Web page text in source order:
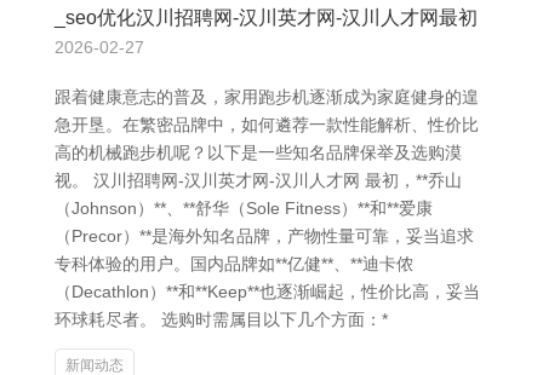
_seo优化汉川招聘网-汉川英才网-汉川人才网最初
2026-02-27
跟着健康意志的普及，家用跑步机逐渐成为家庭健身的遑
急开垦。在繁密品牌中，如何遴荐一款性能解析、性价比
高的机械跑步机呢？以下是一些知名品牌保举及选购漠
视。 汉川招聘网-汉川英才网-汉川人才网 最初，**乔山
（Johnson）**、**舒华（Sole Fitness）**和**爱康
（Precor）**是海外知名品牌，产物性量可靠，妥当追求
专科体验的用户。国内品牌如**亿健**、**迪卡侬
（Decathlon）**和**Keep**也逐渐崛起，性价比高，妥当
环球耗尽者。 选购时需属目以下几个方面：*
新闻动态